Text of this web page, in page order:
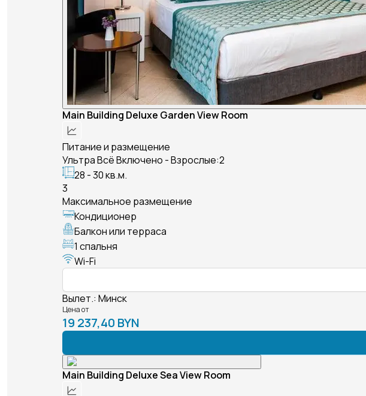
Main Building Deluxe Garden View Room
Питание и размещение
Ультра Всё Включено - Взрослые:2
28 - 30 кв.м.
3
Максимальное размещение
Кондиционер
Балкон или терраса
1 спальня
Wi-Fi
Вылет.: Минск
Цена от
19 237,40 BYN
Main Building Deluxe Sea View Room